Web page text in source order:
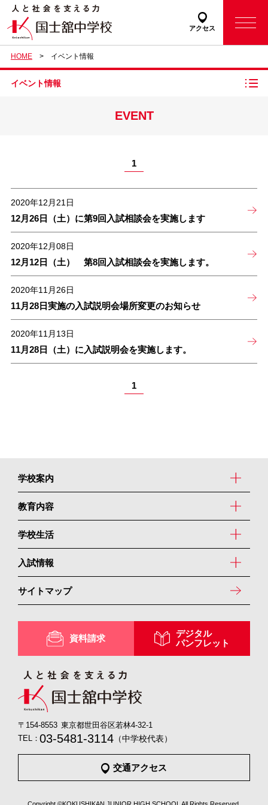
アクセス
HOME イベント情報
イベント情報
EVENT
1
2020年12月21日
12月26日（土）に第9回入試相談会を実施します
2020年12月08日
12月12日（土） 第8回入試相談会を実施します。
2020年11月26日
11月28日実施の入試説明会場所変更のお知らせ
2020年11月13日
11月28日（土）に入試説明会を実施します。
1
〒154-8553 東京都世田谷区若林4-32-1
交通アクセス
03-5481-3114 （中学校代表）
資料請求
デジタル
パンフレット
学校案内
教育内容
学校生活
入試情報
サイトマップ